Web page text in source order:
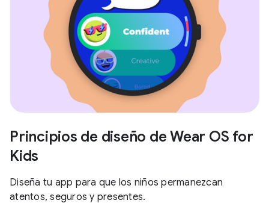
Principios de diseño de Wear OS for
Kids
Diseña tu app para que los niños permanezcan
atentos, seguros y presentes.